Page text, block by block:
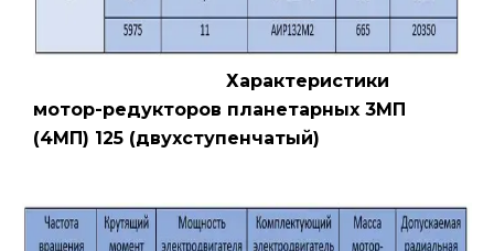
Характеристики
мотор-редукторов планетарных 3МП
(4МП) 125 (двухступенчатый)